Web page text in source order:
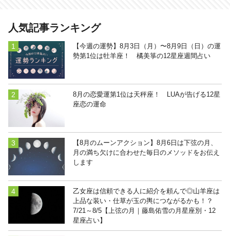
# smartnews
人気記事ランキング
【今週の運勢】8月3日（月）〜8月9日（日）の運
勢第1位は牡羊座！ 橘美箏の12星座週間占い
8月の恋愛運第1位は天秤座！ LUAが告げる12星
座恋の運命
【8月のムーンアクション】8月6日は下弦の月、
月の満ち欠けに合わせた毎日のメソッドをお伝え
します
乙女座は信頼できる人に紹介を頼んで◎山羊座は
上品な装い・仕草が玉の輿につながるかも！？
7/21～8/5【上弦の月｜藤島佑雪の月星座別・12
星座占い】